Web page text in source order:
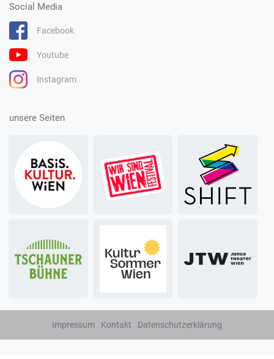
Social Media
Facebook
Youtube
Instagram
unsere Seiten
Impressum Kontakt Datenschutzerklärung